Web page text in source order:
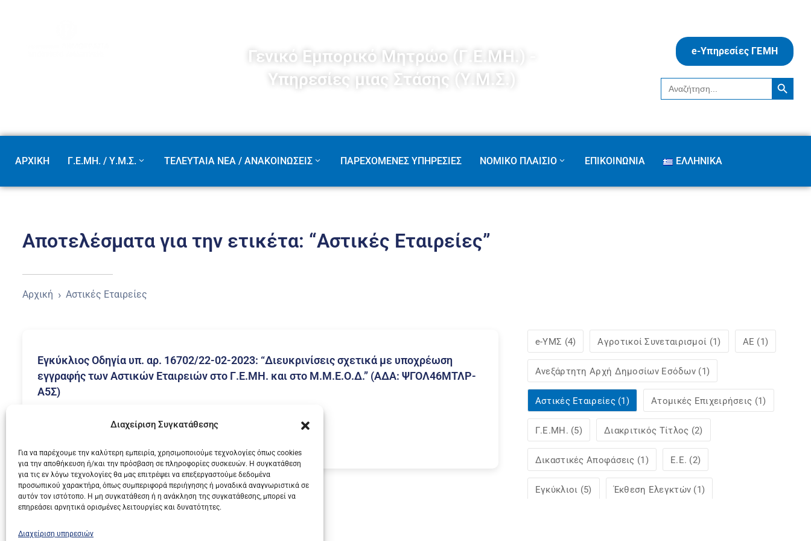
Διαχείριση Συγκατάθεσης
Για να παρέχουμε την καλύτερη εμπειρία, χρησιμοποιούμε τεχνολογίες όπως cookies
για την αποθήκευση ή/και την πρόσβαση σε πληροφορίες συσκευών. Η συγκατάθεση
για τις εν λόγω τεχνολογίες θα μας επιτρέψει να επεξεργαστούμε δεδομένα
προσωπικού χαρακτήρα, όπως συμπεριφορά περιήγησης ή μοναδικά αναγνωριστικά σε
αυτόν τον ιστότοπο. Η μη συγκατάθεση ή η ανάκληση της συγκατάθεσης, μπορεί να
επηρεάσει αρνητικά ορισμένες λειτουργίες και δυνατότητες.
Διαχείριση υπηρεσιών
Γενικό Εμπορικό Μητρώο (Γ.Ε.ΜΗ.) -
Υπηρεσίες μιας Στάσης (Υ.Μ.Σ.)
e-Υπηρεσίες ΓΕΜΗ
Search
for:
Search Button
ΑΡΧΙΚΗ Γ.Ε.ΜΗ. / Υ.Μ.Σ. ΤΕΛΕΥΤΑΙΑ ΝΕΑ / ΑΝΑΚΟΙΝΩΣΕΙΣ ΠΑΡΕΧΟΜΕΝΕΣ ΥΠΗΡΕΣΙΕΣ ΝΟΜΙΚΟ ΠΛΑΙΣΙΟ ΕΠΙΚΟΙΝΩΝΙΑ ΕΛΛΗΝΙΚΆ
Αποτελέσματα για την ετικέτα: “Αστικές Εταιρείες”
Αρχική › Αστικές Εταιρείες
Εγκύκλιος Οδηγία υπ. αρ. 16702/22-02-2023: “Διευκρινίσεις σχετικά με υποχρέωση
εγγραφής των Αστικών Εταιρειών στο Γ.Ε.ΜΗ. και στο Μ.Μ.Ε.Ο.Δ.” (ΑΔΑ: ΨΓΟΛ46ΜΤΛΡ-
Α5Σ)
22 Φεβρουαρίου, 2023
e-ΥΜΣ (4) Αγροτικοί Συνεταιρισμοί (1) ΑΕ (1)
Ανεξάρτητη Αρχή Δημοσίων Εσόδων (1)
Αστικές Εταιρείες (1) Ατομικές Επιχειρήσεις (1)
Γ.Ε.ΜΗ. (5) Διακριτικός Τίτλος (2)
Δικαστικές Αποφάσεις (1) Ε.Ε. (2)
Εγκύκλιοι (5) Έκθεση Ελεγκτών (1)